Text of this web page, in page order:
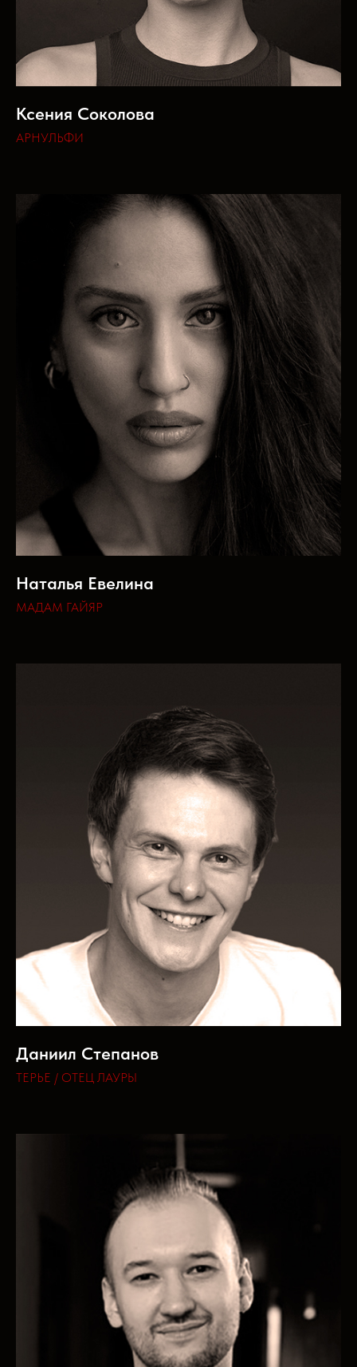
Ксения Соколова
АРНУЛЬФИ
Наталья Евелина
МАДАМ ГАЙЯР
Даниил Степанов
ТЕРЬЕ / ОТЕЦ ЛАУРЫ